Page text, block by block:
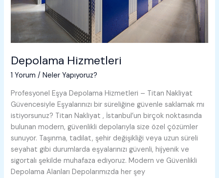
Depolama Hizmetleri
1 Yorum /Neler Yapıyoruz?
Profesyonel Eşya Depolama Hizmetleri – Titan Nakliyat
Güvencesiyle Eşyalarınızı bir süreliğine güvenle saklamak mı
istiyorsunuz? Titan Nakliyat , İstanbul’un birçok noktasında
bulunan modern, güvenlikli depolarıyla size özel çözümler
sunuyor. Taşınma, tadilat, şehir değişikliği veya uzun süreli
seyahat gibi durumlarda eşyalarınızı güvenli, hijyenik ve
sigortalı şekilde muhafaza ediyoruz. Modern ve Güvenlikli
Depolama Alanları Depolarımızda her şey